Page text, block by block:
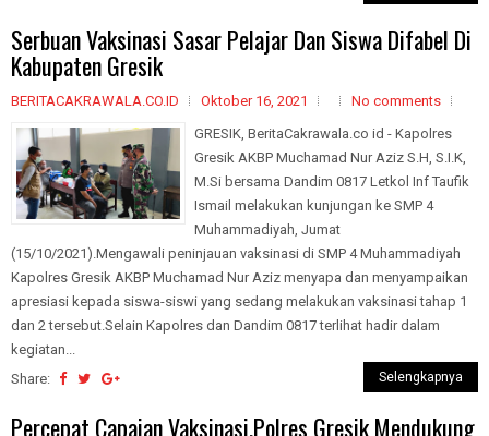
Serbuan Vaksinasi Sasar Pelajar Dan Siswa Difabel Di
Kabupaten Gresik
BERITACAKRAWALA.CO.ID Oktober 16, 2021
No comments
GRESIK, BeritaCakrawala.co id - Kapolres
Gresik AKBP Muchamad Nur Aziz S.H, S.I.K,
M.Si bersama Dandim 0817 Letkol Inf Taufik
Ismail melakukan kunjungan ke SMP 4
Muhammadiyah, Jumat
(15/10/2021).Mengawali peninjauan vaksinasi di SMP 4 Muhammadiyah
Kapolres Gresik AKBP Muchamad Nur Aziz menyapa dan menyampaikan
apresiasi kepada siswa-siswi yang sedang melakukan vaksinasi tahap 1
dan 2 tersebut.Selain Kapolres dan Dandim 0817 terlihat hadir dalam
kegiatan...
Share:
Selengkapnya
Percepat Capaian Vaksinasi,Polres Gresik Mendukung